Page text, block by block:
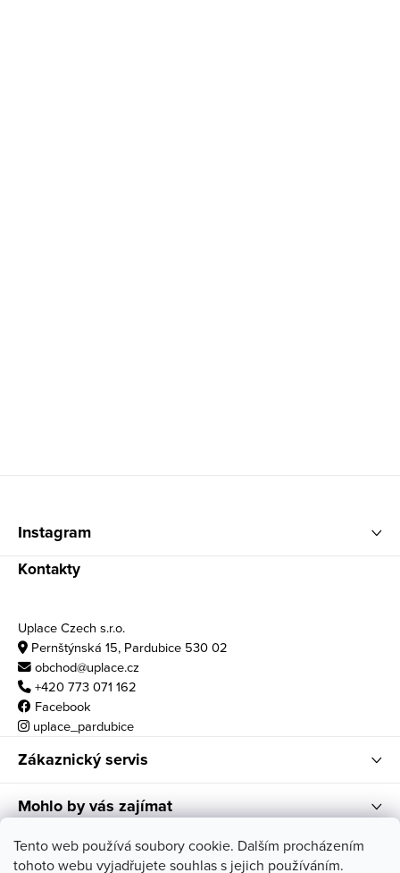
Tento web používá soubory cookie. Dalším procházením
tohoto webu vyjadřujete souhlas s jejich používáním.
Instagram
Kontakty
Uplace Czech s.r.o.
Pernštýnská 15, Pardubice 530 02
obchod@uplace.cz
+420 773 071 162
Facebook
uplace_pardubice
Zákaznický servis
Mohlo by vás zajímat
Otvírací doba